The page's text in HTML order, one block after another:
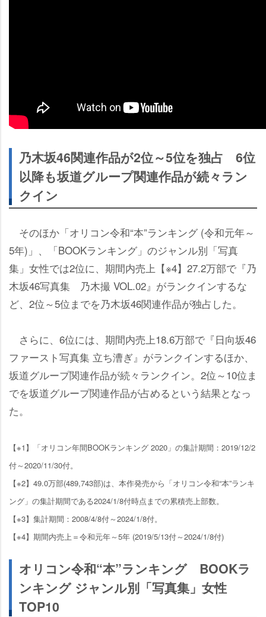
乃木坂46関連作品が2位～5位を独占 6位
以降も坂道グループ関連作品が続々ラン
クイン
そのほか「オリコン令和“本”ランキング (令和元年～
5年)」、「BOOKランキング」のジャンル別「写真
集」女性では2位に、期間内売上【※4】27.2万部で『乃
木坂46写真集 乃木撮 VOL.02』がランクインするな
ど、2位～5位までを乃木坂46関連作品が独占した。
さらに、6位には、期間内売上18.6万部で『日向坂46
ファースト写真集 立ち漕ぎ』がランクインするほか、
坂道グループ関連作品が続々ランクイン。2位～10位ま
でを坂道グループ関連作品が占めるという結果となっ
た。
【※1】「オリコン年間BOOKランキング 2020」の集計期間：2019/12/2
付～2020/11/30付。
【※2】49.0万部(489,743部)は、本作発売から「オリコン令和“本”ランキ
ング」の集計期間である2024/1/8付時点までの累積売上部数。
【※3】集計期間：2008/4/8付～2024/1/8付。
【※4】期間内売上＝令和元年～5年 (2019/5/13付～2024/1/8付)
オリコン令和“本”ランキング BOOKラ
ンキング ジャンル別「写真集」女性
TOP10